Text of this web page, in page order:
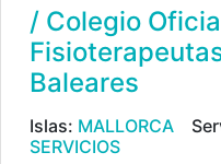
/ Colegio
Baleares
Islas: MALLORCA
SERVICIOS